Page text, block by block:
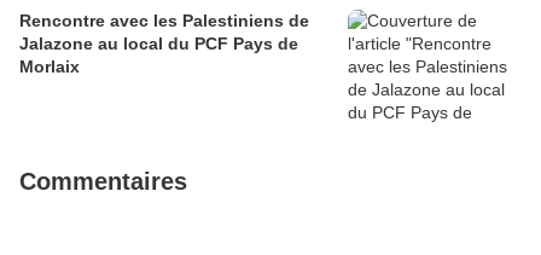
Rencontre avec les Palestiniens de
Jalazone au local du PCF Pays de
Morlaix
Commentaires